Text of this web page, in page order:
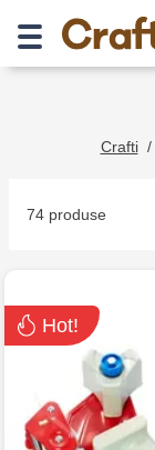
Crafti/
74 produse
Hot!